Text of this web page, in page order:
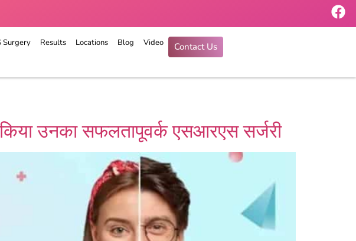
Surgery Results Locations Blog Video Contact Us
उनका सफलतापूवर्क एसआरएस सर्जरी